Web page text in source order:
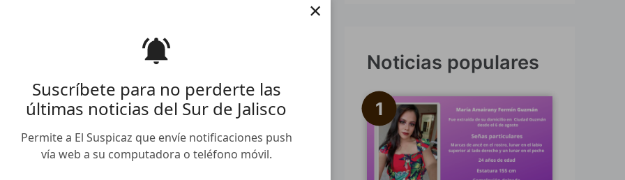
Suscríbete para no perderte las
últimas noticias del Sur de Jalisco
Permite a El Suspicaz que envíe notificaciones push
vía web a su computadora o teléfono móvil.
×
a
p
o
Noticias populares